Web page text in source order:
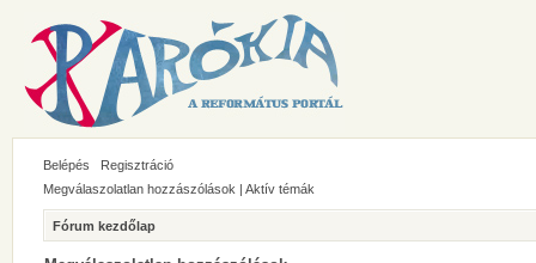
Belépés
Regisztráció
Megválaszolatlan hozzászólások | Aktív témák
Fórum kezdőlap